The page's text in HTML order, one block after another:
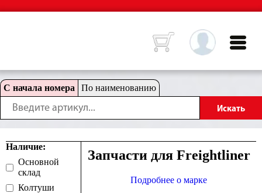
С начала номера По наименованию
Наличие:
Основной
склад
Колтуши
Запчасти для Freightliner
Подробнее о марке